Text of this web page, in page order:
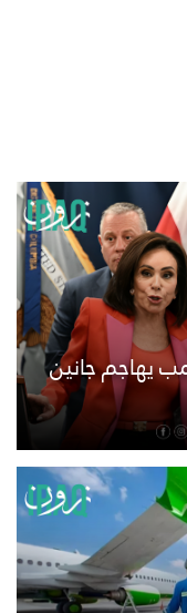
يهاجم جانين